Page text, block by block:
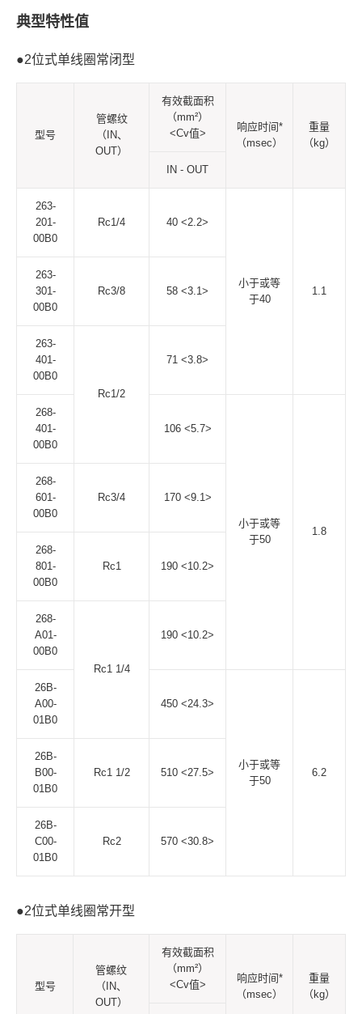
典型特性值
●2位式单线圈常闭型
型号
管螺纹
（IN、
OUT）
有效截面积
（mm²）
<Cv值>
响应时间*
（msec）
重量
（kg）
IN - OUT
263-
201-
00B0
Rc1/4 40 <2.2>
小于或等
于40
1.1
263-
301-
00B0
Rc3/8 58 <3.1>
263-
401-
00B0
Rc1/2
71 <3.8>
268-
401-
00B0
106 <5.7>
小于或等
于50
1.8
268-
601-
00B0
Rc3/4 170 <9.1>
268-
801-
00B0
Rc1 190 <10.2>
268-
A01-
00B0
Rc1 1/4
190 <10.2>
26B-
A00-
01B0
450 <24.3>
小于或等
于50
6.2
26B-
B00-
01B0
Rc1 1/2 510 <27.5>
26B-
C00-
01B0
Rc2 570 <30.8>
●2位式单线圈常开型
型号
管螺纹
（IN、
OUT）
有效截面积
（mm²）
<Cv值>
响应时间*
（msec）
重量
（kg）